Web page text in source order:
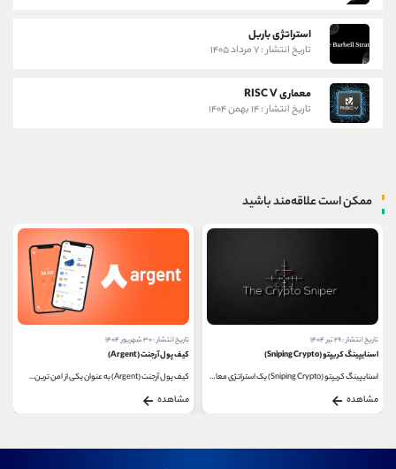
استراتژی باربل
تاریخ انتشار : ۷ مرداد ۱۴۰۵
معماری RISC V
تاریخ انتشار : ۱۴ بهمن ۱۴۰۴
ممکن است علاقه‌مند باشید
تاریخ انتشار : ۲۹ تیر ۱۴۰۴
اسنایپینگ کریپتو (Sniping Crypto)
اسنایپینگ کریپتو (Sniping Crypto) یک استراتژی معاملاتی...
مشاهده
تاریخ انتشار : ۳۰ شهریور ۱۴۰۴
کیف پول آرجنت (Argent)
کیف پول آرجنت (Argent) به عنوان یکی از امن‌ ترین...
مشاهده